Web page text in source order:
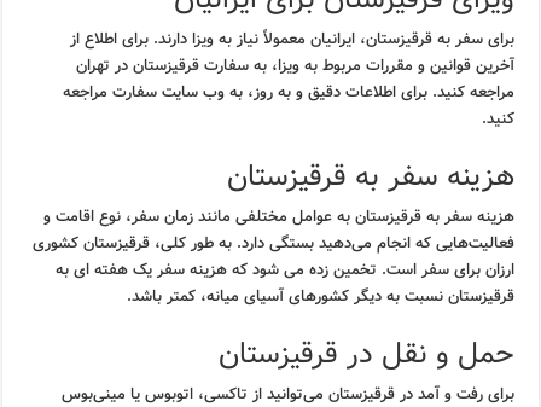
برای سفر به قرقیزستان، ایرانیان معمولاً نیاز به ویزا دارند. برای اطلاع از
آخرین قوانین و مقررات مربوط به ویزا، به سفارت قرقیزستان در تهران
مراجعه کنید. برای اطلاعات دقیق و به روز، به وب سایت سفارت مراجعه
کنید.
هزینه سفر به قرقیزستان
هزینه سفر به قرقیزستان به عوامل مختلفی مانند زمان سفر، نوع اقامت و
فعالیت‌هایی که انجام می‌دهید بستگی دارد. به طور کلی، قرقیزستان کشوری
ارزان برای سفر است. تخمین زده می شود که هزینه سفر یک هفته ای به
قرقیزستان نسبت به دیگر کشورهای آسیای میانه، کمتر باشد.
حمل و نقل در قرقیزستان
برای رفت و آمد در قرقیزستان می‌توانید از تاکسی، اتوبوس یا مینی‌بوس